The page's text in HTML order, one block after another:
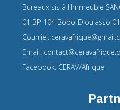
Bureaux sis à l'Immeuble
01 BP 104 Bobo-Dioulasso
Courriel:
Email:
Facebook: CERAV/Afrique